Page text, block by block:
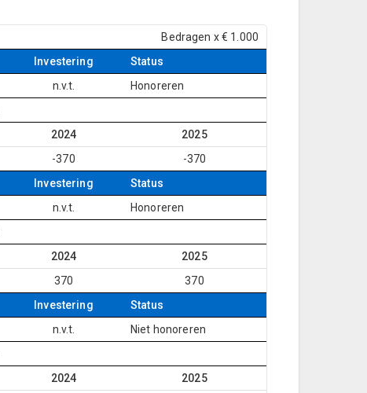
Bedragen x € 1.000
Investering
Status
n.v.t.
Honoreren
2024
2025
-370
-370
Investering
Status
n.v.t.
Honoreren
2024
2025
370
370
Investering
Status
n.v.t.
Niet honoreren
2024
2025